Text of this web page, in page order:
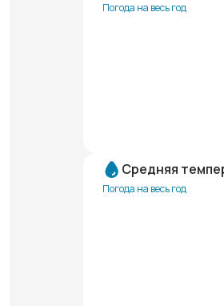
Погода на весь год
Средняя
Погода на весь год